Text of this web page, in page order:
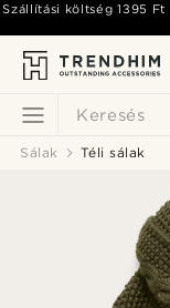
Keresés
Szállítási költség1395 Ft
Sálak Téli sálak